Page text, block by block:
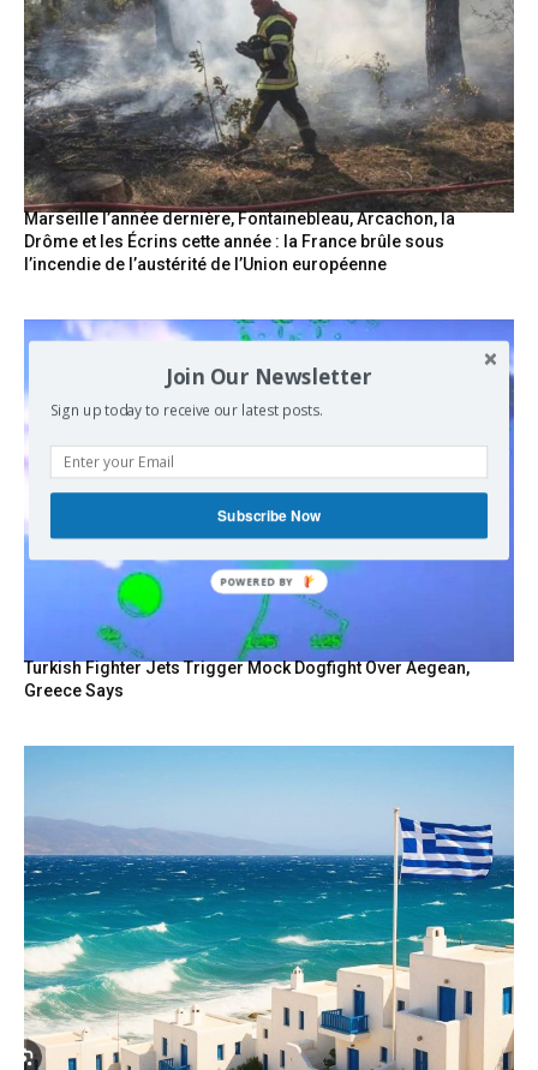
Marseille l’année dernière, Fontainebleau, Arcachon, la
Drôme et les Écrins cette année : la France brûle sous
l’incendie de l’austérité de l’Union européenne
Turkish Fighter Jets Trigger Mock Dogfight Over Aegean,
Greece Says
Join Our Newsletter
Sign up today to receive our latest posts.
Subscribe Now